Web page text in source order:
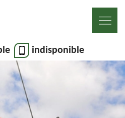
indisponible